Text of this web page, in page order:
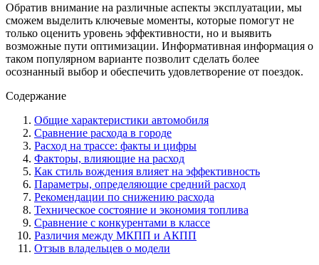
Обратив внимание на различные аспекты эксплуатации, мы
сможем выделить ключевые моменты, которые помогут не
только оценить уровень эффективности, но и выявить
возможные пути оптимизации. Информативная информация о
таком популярном варианте позволит сделать более
осознанный выбор и обеспечить удовлетворение от поездок.
Содержание
Общие характеристики автомобиля
Сравнение расхода в городе
Расход на трассе: факты и цифры
Факторы, влияющие на расход
Как стиль вождения влияет на эффективность
Параметры, определяющие средний расход
Рекомендации по снижению расхода
Техническое состояние и экономия топлива
Сравнение с конкурентами в классе
Различия между МКПП и АКПП
Отзыв владельцев о модели